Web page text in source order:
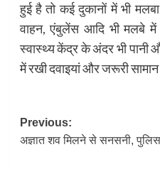
हुई है तो कई दुकानों में भी
वाहन, एंबुलेंस आदि भी मलबे
स्वास्थ्य केंद्र के अंदर भी
में रखी दवाइयां और जरूरी सामान
Post
navigation
Previous:
अज्ञात शव मिलने से सनसनी,